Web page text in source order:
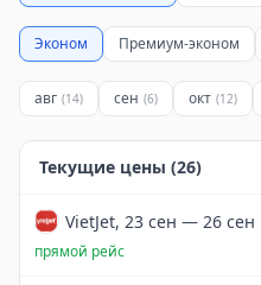
Эконом Премиум-эконом
авг (14) сен (6) окт (12)
Текущие цены (26)
VietJet, 23 сен — 26 сен
прямой рейс